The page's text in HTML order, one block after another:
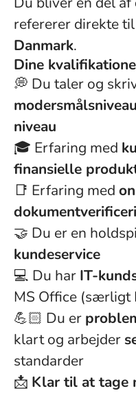
refererer direkte til
Danmark.
Dine
💭 Du taler og
modersmålsniveau
niveau
🎓 Erfaring med
finansielle
📑 Erfaring med
🤝 Du er en
kundeservice
💻 Du har IT-
MS Office (særligt
💪🏻 Du er
klart og arbejder
standarder
📩 Klar til at tage